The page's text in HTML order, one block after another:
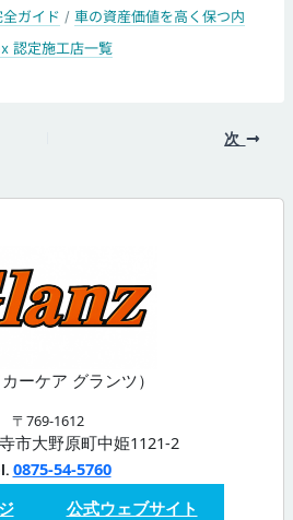
ガイド /車の資産価値を高く保つ内
認定施工店一覧
次
ーケア グランツ）
〒769-1612
市大野原町中姫1121-2
0875-54-5760
公式ウェブサイト